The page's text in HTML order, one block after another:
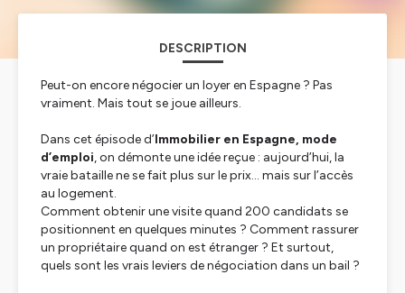
DESCRIPTION
Peut-on encore négocier un loyer en Espagne ? Pas
vraiment. Mais tout se joue ailleurs.
Dans cet épisode d’Immobilier en Espagne, mode
d’emploi, on démonte une idée reçue : aujourd’hui, la
vraie bataille ne se fait plus sur le prix… mais sur l’accès
au logement.
Comment obtenir une visite quand 200 candidats se
positionnent en quelques minutes ? Comment rassurer
un propriétaire quand on est étranger ? Et surtout,
quels sont les vrais leviers de négociation dans un bail ?